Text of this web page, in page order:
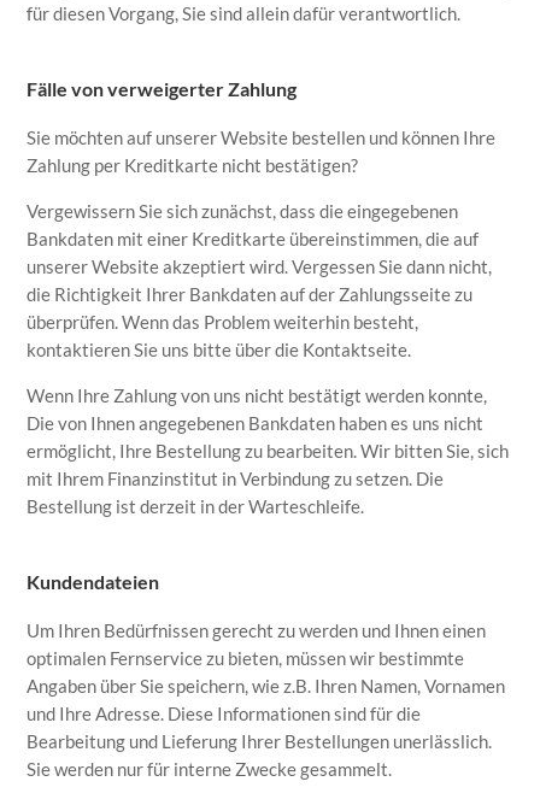
für diesen Vorgang, Sie sind allein dafür verantwortlich.
Fälle von verweigerter Zahlung
Sie möchten auf unserer Website bestellen und können Ihre
Zahlung per Kreditkarte nicht bestätigen?
Vergewissern Sie sich zunächst, dass die eingegebenen
Bankdaten mit einer Kreditkarte übereinstimmen, die auf
unserer Website akzeptiert wird. Vergessen Sie dann nicht,
die Richtigkeit Ihrer Bankdaten auf der Zahlungsseite zu
überprüfen. Wenn das Problem weiterhin besteht,
kontaktieren Sie uns bitte über die Kontaktseite.
Wenn Ihre Zahlung von uns nicht bestätigt werden konnte,
Die von Ihnen angegebenen Bankdaten haben es uns nicht
ermöglicht, Ihre Bestellung zu bearbeiten. Wir bitten Sie, sich
mit Ihrem Finanzinstitut in Verbindung zu setzen. Die
Bestellung ist derzeit in der Warteschleife.
Kundendateien
Um Ihren Bedürfnissen gerecht zu werden und Ihnen einen
optimalen Fernservice zu bieten, müssen wir bestimmte
Angaben über Sie speichern, wie z.B. Ihren Namen, Vornamen
und Ihre Adresse. Diese Informationen sind für die
Bearbeitung und Lieferung Ihrer Bestellungen unerlässlich.
Sie werden nur für interne Zwecke gesammelt.